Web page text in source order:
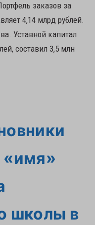
заказов за
4,14 млрд рублей.
Уставной капитал
составил 3,5 млн
«имя»
школы в